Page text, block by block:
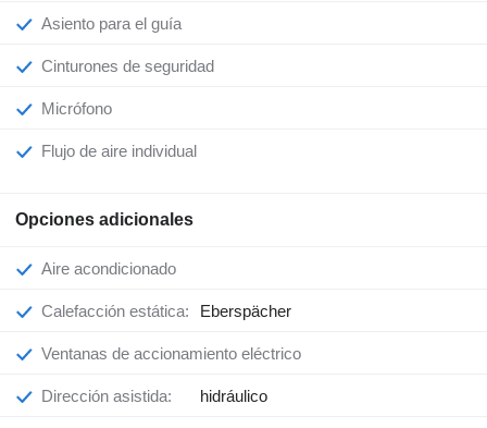
Asiento para el guía
Cinturones de seguridad
Micrófono
Flujo de aire individual
Opciones adicionales
Aire acondicionado
Calefacción estática: Eberspächer
Ventanas de accionamiento eléctrico
Dirección asistida: hidráulico